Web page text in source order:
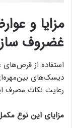
مزایا و
غضروف‌ ساز
استفاده از قرص‌های
دیسک‌های
رعایت نکات مصرف
مزایای این نوع